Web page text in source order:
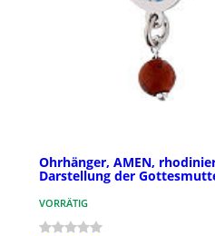
Ohrhänger, AMEN,
Darstellung der
VORRÄTIG